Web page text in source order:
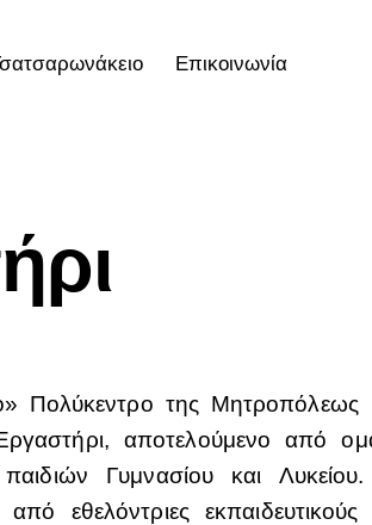
Επικοινωνία
Πολύκεντρο της Μητροπόλεως
Εργαστήρι, αποτελούμενο από
Γυμνασίου και
από εθελόντριες εκπαιδευτικούς